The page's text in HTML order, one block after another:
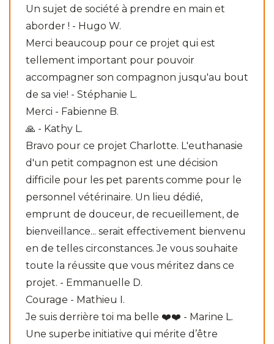
Un sujet de société à prendre en main et
aborder ! - Hugo W.
Merci beaucoup pour ce projet qui est
tellement important pour pouvoir
accompagner son compagnon jusqu'au bout
de sa vie! - Stéphanie L.
Merci - Fabienne B.
🙏 - Kathy L.
Bravo pour ce projet Charlotte. L'euthanasie
d'un petit compagnon est une décision
difficile pour les pet parents comme pour le
personnel vétérinaire. Un lieu dédié,
emprunt de douceur, de recueillement, de
bienveillance... serait effectivement bienvenu
en de telles circonstances. Je vous souhaite
toute la réussite que vous méritez dans ce
projet. - Emmanuelle D.
Courage - Mathieu I.
Je suis derrière toi ma belle ❤️❤️ - Marine L.
Une superbe initiative qui mérite d’être